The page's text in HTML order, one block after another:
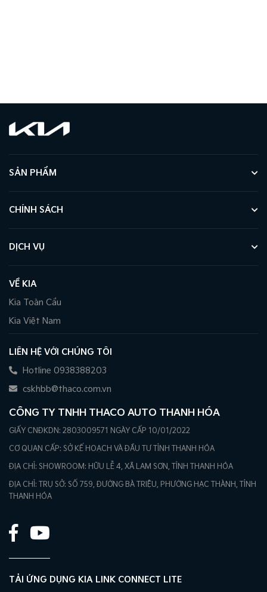
SẢN PHẨM
CHÍNH SÁCH
DỊCH VỤ
VỀ KIA
Kia Toàn Cầu
Kia Việt Nam
LIÊN HỆ VỚI CHÚNG TÔI
Hotline 0938388203
cskhbb@thaco.com.vn
CÔNG TY TNHH THACO AUTO THANH HÓA
GIẤY CNĐKDN: 2803009571 NGÀY CẤP 10/01/2022
CƠ QUAN CẤP: SỞ KẾ HOẠCH VÀ ĐẦU TƯ TỈNH THANH HÓA
ĐỊA CHỈ: SHOWROOM: HỮU LỄ 4, XÃ LAM SƠN, TỈNH THANH HÓA
ĐỊA CHỈ: TRỤ SỞ: SỐ 759, ĐƯỜNG BÀ TRIỆU, PHƯỜNG HẠC THÀNH, TỈNH
THANH HÓA
TẢI ỨNG DỤNG KIA LINK CONNECT LITE